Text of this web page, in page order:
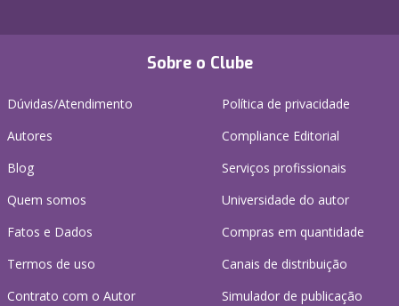
Sobre o Clube
Dúvidas/Atendimento
Autores
Blog
Quem somos
Fatos e Dados
Termos de uso
Contrato com o Autor
Política de privacidade
Compliance Editorial
Serviços profissionais
Universidade do autor
Compras em quantidade
Canais de distribuição
Simulador de publicação